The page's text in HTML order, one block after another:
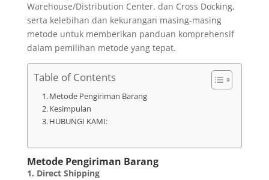
Warehouse/Distribution Center, dan Cross Docking,
serta kelebihan dan kekurangan masing-masing
metode untuk memberikan panduan komprehensif
dalam pemilihan metode yang tepat.
Table of Contents
Metode Pengiriman Barang
Kesimpulan
HUBUNGI KAMI:
Metode Pengiriman Barang
1. Direct Shipping